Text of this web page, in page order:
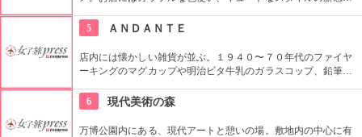
ップスに仕上げてホワイトチョコでコーティングするベジフル
チョコレート-プラスをはじめ、楽しいアイディア満載のお菓子
に出会えます。
5 ＡＮＤＡＮＴＥ
店内には懐かしい雑貨が並ぶ。１９４０〜７０年代のファイヤ
ーキングのマグカップや明治ビタ牛乳のガラスコップ、鉛筆業
状態で売られているものばかり。お気に入りを見つけに、ぜ
ひ。
6 現代美術の森
万博公園内にある、現代アートと憩いの場。敷地内の中心に有